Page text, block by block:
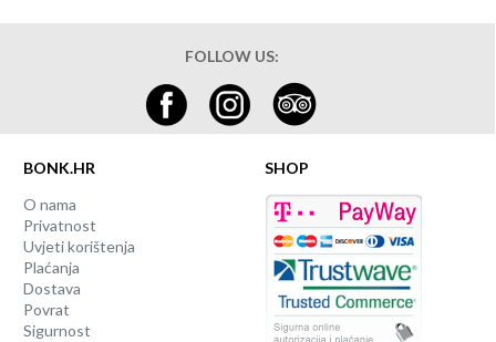
FOLLOW US:
BONK.HR
O nama
Privatnost
Uvjeti korištenja
Plaćanja
Dostava
Povrat
Sigurnost
SHOP